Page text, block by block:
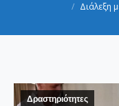
Διάλεξη
Δραστηριότητες